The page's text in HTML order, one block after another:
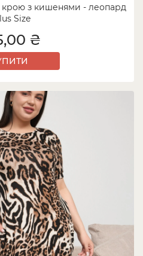
крою з кишенями - леопард
Size
₴